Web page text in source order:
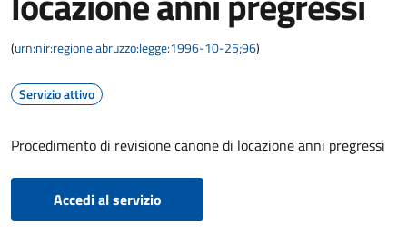
(urn:nir:regione.abruzzo:legge:1996-10-25;96)
Servizio attivo
Procedimento di revisione canone di locazione anni pregressi
Accedi al servizio